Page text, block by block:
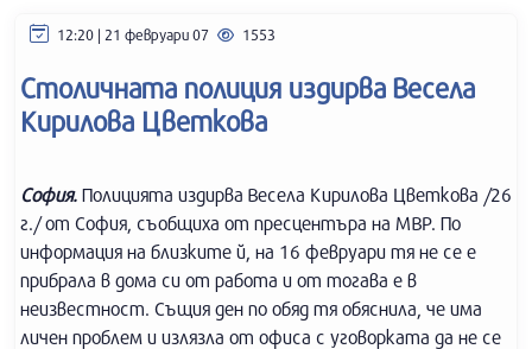
12:20 | 21 февруари 07 1553
Столичната полиция издирва Весела
Кирилова Цветкова
София. Полицията издирва Весела Кирилова Цветкова /26
г./ от София, съобщиха от пресцентъра на МВР. По
информация на близките й, на 16 февруари тя не се е
прибрала в дома си от работа и от тогава е в
неизвестност. Същия ден по обяд тя обяснила, че има
личен проблем и излязла от офиса с уговорката да не се